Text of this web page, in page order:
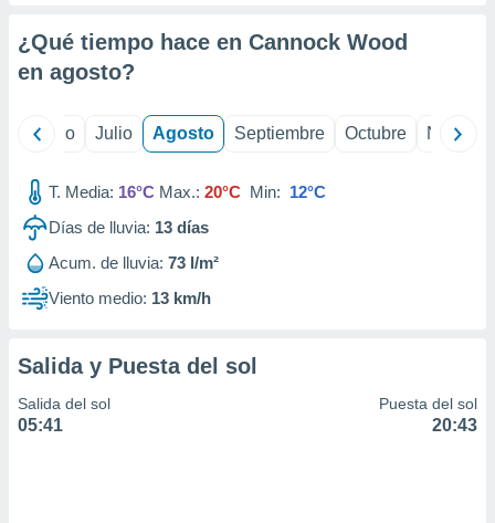
¿Qué tiempo hace en Cannock Wood
en agosto?
Junio Julio Agosto Septiembre Octubre
T. Media: 16°C Max.: 20°C Min: 12°C
Días de lluvia: 13 días
Acum. de lluvia: 73 l/m²
Viento medio: 13 km/h
Salida y Puesta del sol
Salida del sol
05:41
Puesta del sol
20:43